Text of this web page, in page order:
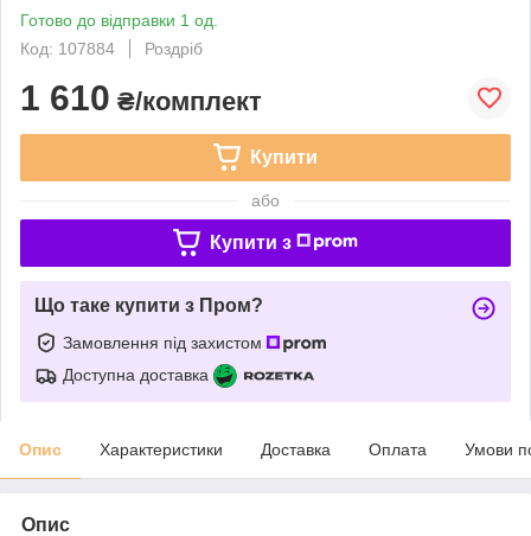
Готово до відправки 1 од.
Код: 107884
Роздріб
1 610 ₴/комплект
Купити
або
Купити з
Що таке купити з Пром?
Замовлення під захистом
Доступна доставка
Опис Характеристики Доставка Оплата Умови
Опис